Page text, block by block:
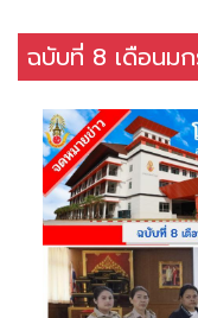
ฉบับที่ 8 เดือนม